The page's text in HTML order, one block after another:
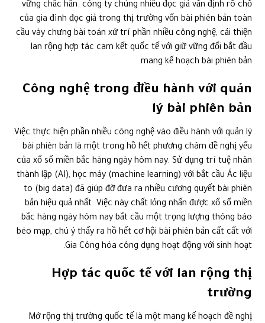
vững chắc hẳn. công ty chúng nhiều đọc giả vẫn định rõ chỗ
của gia đình đọc giả trong thị trường vốn bài phiên bản toàn
cầu vày chưng bài toán xử trí phần nhiều công nghệ, cải thiện
lan rộng hợp tác cam kết quốc tế với giữ vững đổi bắt đầu
mang kế hoạch bài phiên bản.
Công nghệ trong điều hành với quản
lý bài phiên bản
Việc thực hiện phần nhiều công nghệ vào điều hành với quản lý
bài phiên bản là một trong hồ hết phương châm đề nghị yếu
của xổ số miền bắc hàng ngày hôm nay. Sử dụng trí tuệ nhân
thành lập (AI), học máy (machine learning) với bắt cầu Ác liệu
to (big data) đã giúp đỡ đưa ra nhiều cương quyết bài phiên
bản hiệu quả nhất. Việc này chất lỏng nhấn được xổ số miền
bắc hàng ngày hôm nay bắt cầu một trọng lượng thông báo
béo mạp, chú ý thấy ra hồ hết cơ hội bài phiên bản cất cất với
Gia Công hóa công dụng hoạt động với sinh hoạt.
Hợp tác quốc tế với lan rộng thị
trường
Mở rộng thị trường quốc tế là một mang kế hoạch đề nghị